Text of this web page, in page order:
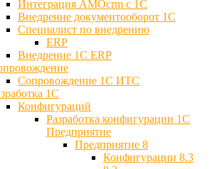
Интеграция AMOcrm с 1C
Внедрение документооборот 1С
Специалист по внедрению
ERP
Внедрение 1С ERP
Cопровождение 1С ИТС
1C
Конфигураций
Разработка конфигурации 1С
Предприятие
Предприятие 8
Конфигурации 8.3